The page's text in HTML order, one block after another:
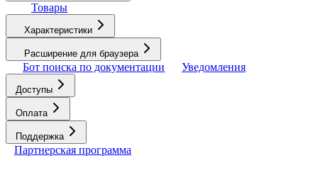
Товары
Характеристики
Расширение для браузера
Бот поиска по документации Уведомления
Доступы
Оплата
Поддержка
Партнерская программа